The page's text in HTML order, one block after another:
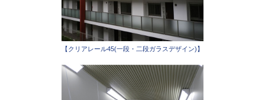
【クリアレール45(一段・二段ガラスデザイン)】